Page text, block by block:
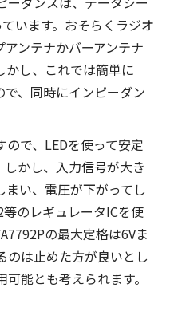
います。おそらくラジオ
ンテナかバーアンテナ
かし、これでは簡単に
、同時にインピーダン
ので、LEDを使って安定
かし、入力信号が大き
い、電圧が下がってし
のレギュレータICを使
の最大定格は6Vま
のは止めた方が良いとし
能とも考えられます。